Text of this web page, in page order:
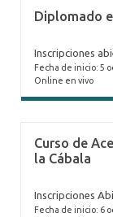
Diplomado
Inscripciones
Fecha de inicio: 5
Online en vivo
Curso de
la Cábala
Inscripciones
Fecha de inicio: 6